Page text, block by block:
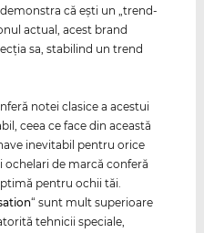
că eşti un „trend-
actual, acest brand
sa, stabilind un trend
notei clasice a acestui
ceea ce face din această
inevitabil pentru orice
ochelari de marcă conferă
pentru ochii tăi.
“ sunt mult superioare
tehnicii speciale,